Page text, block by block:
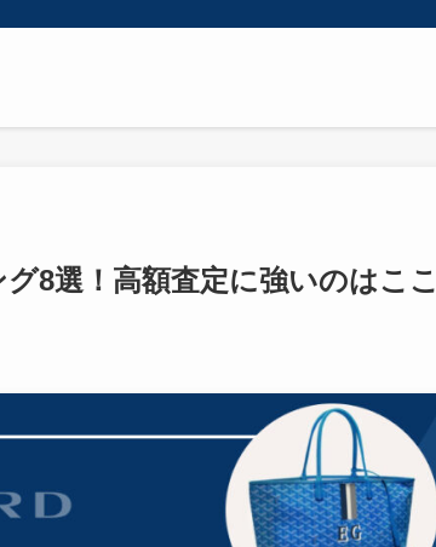
8選！高額査定に強いのはここ